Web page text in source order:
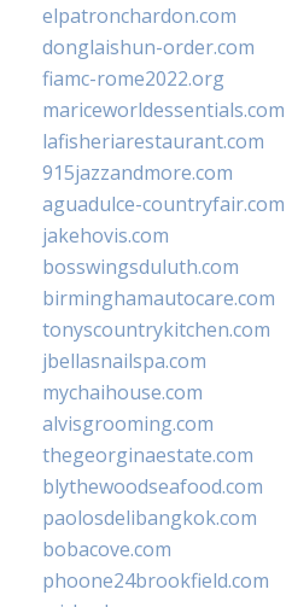
elpatronchardon.com
donglaishun-order.com
fiamc-rome2022.org
mariceworldessentials.com
lafisheriarestaurant.com
915jazzandmore.com
aguadulce-countryfair.com
jakehovis.com
bosswingsduluth.com
birminghamautocare.com
tonyscountrykitchen.com
jbellasnailspa.com
mychaihouse.com
alvisgrooming.com
thegeorginaestate.com
blythewoodseafood.com
paolosdelibangkok.com
bobacove.com
phoone24brookfield.com